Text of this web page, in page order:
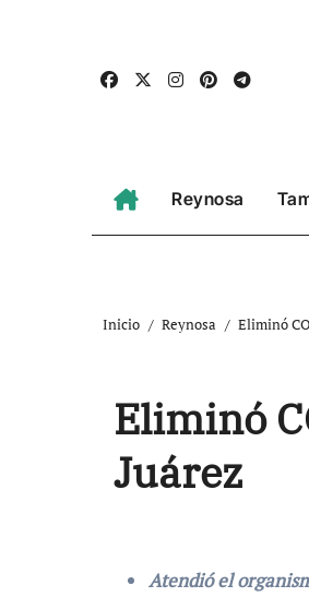
Reynosa
Inicio Reynosa Eliminó
Eliminó
Juárez
Atendió el